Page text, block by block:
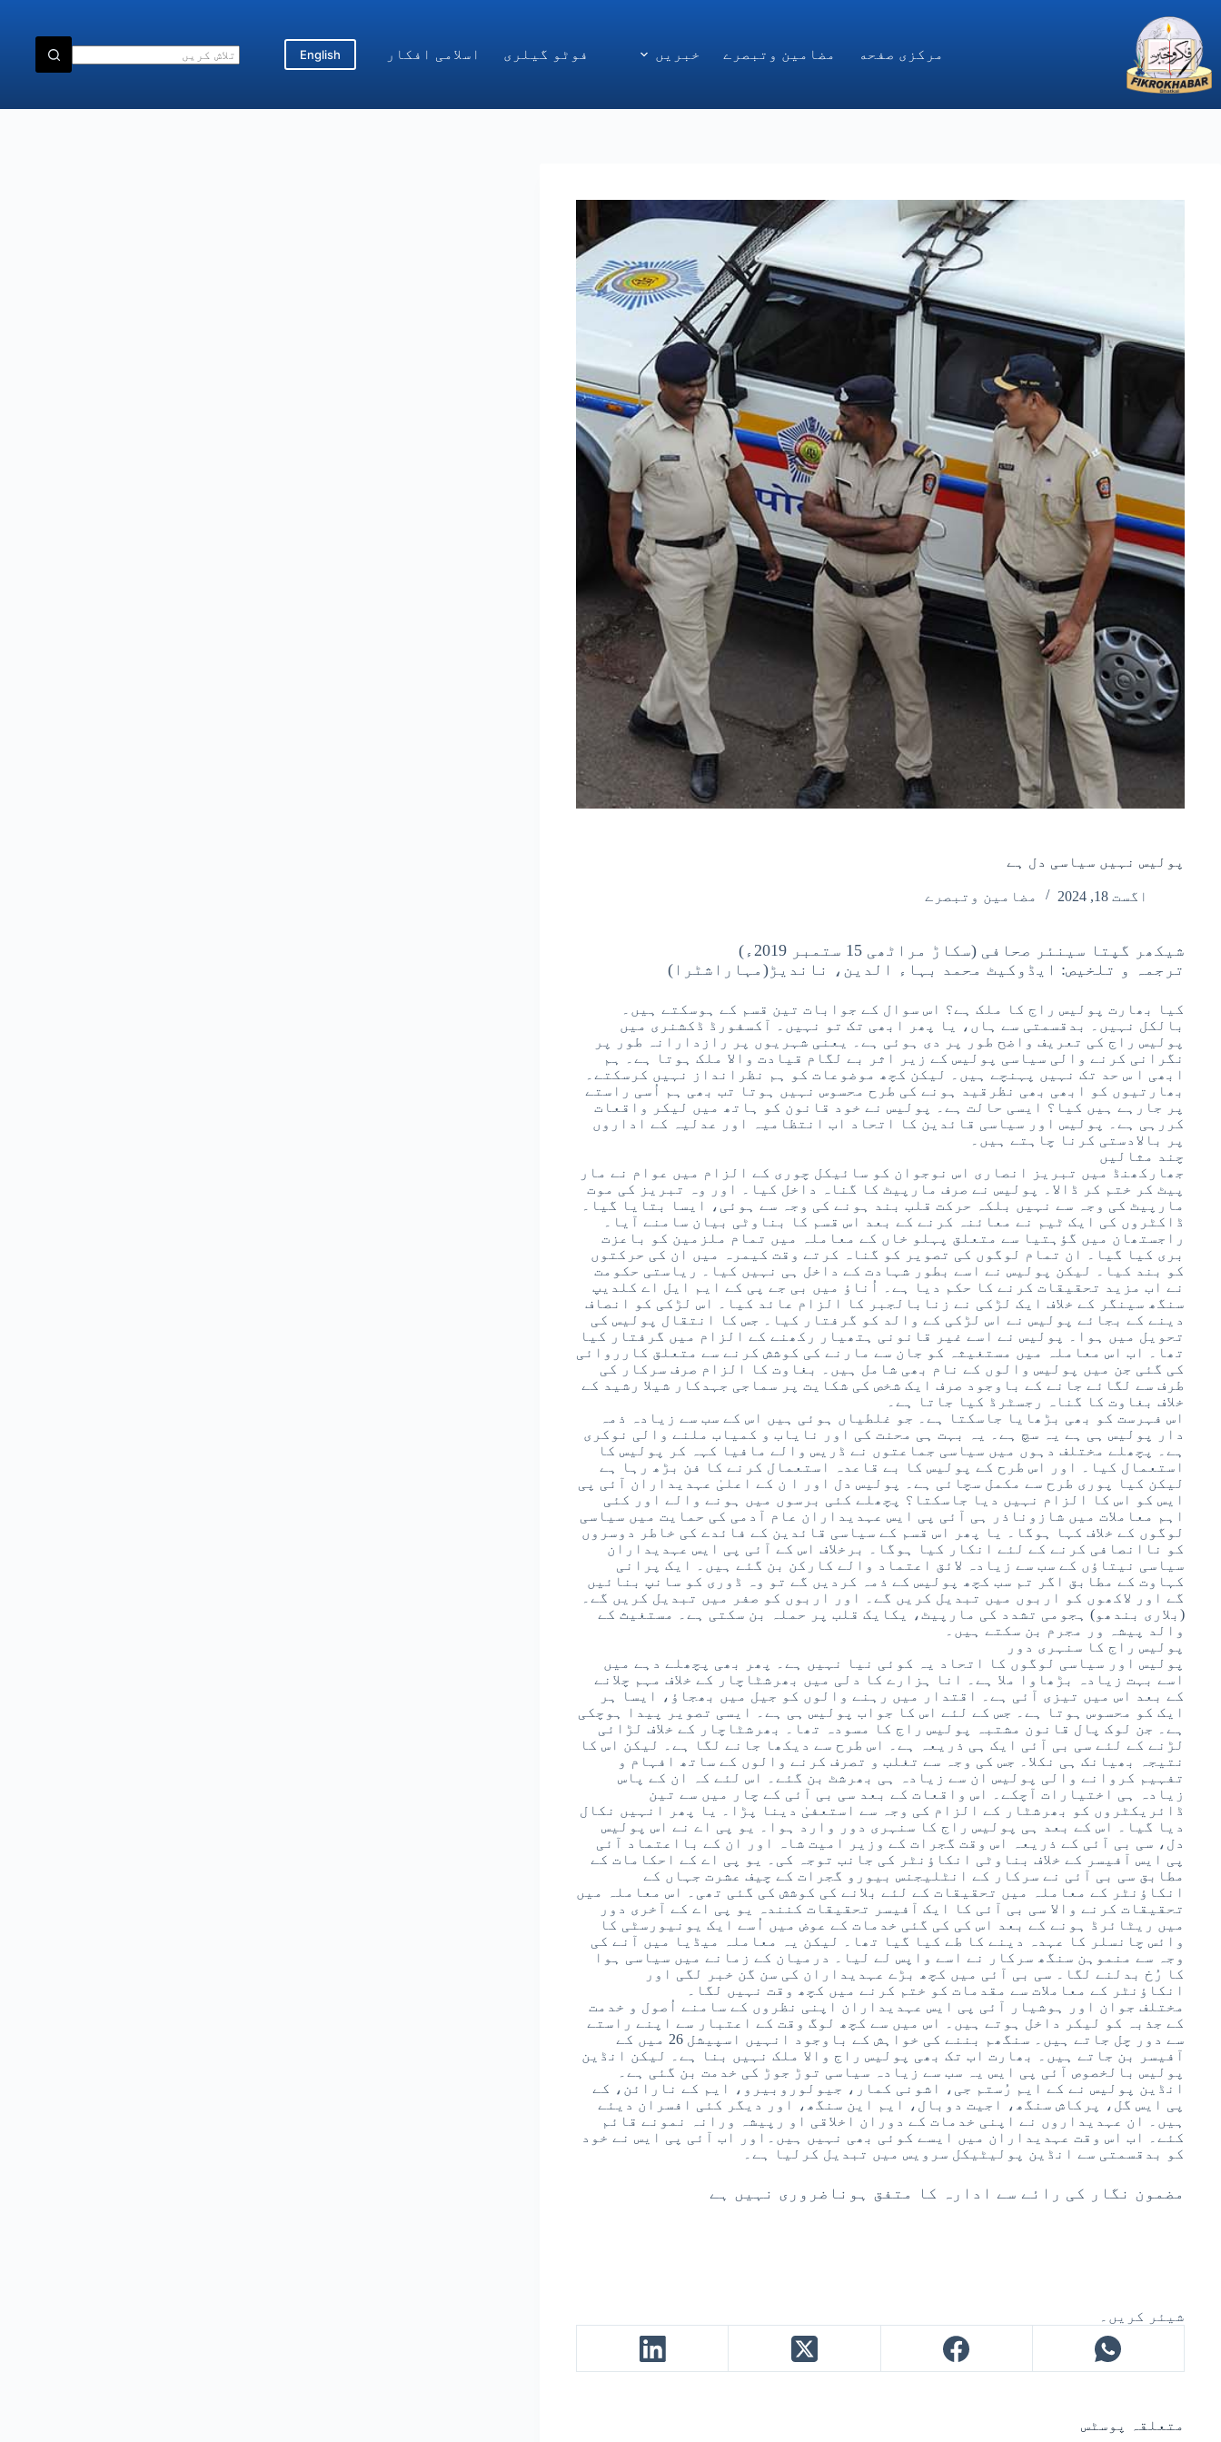
content
مركزى صفحه
مضامین وتبصرے خبریں فوٹو گیلری اسلامی افکار English
پولیس نہیں سیاسی دل ہے
اگست 18, 2024 مضامین وتبصرے
شیکھر گپتا سینئر صحافی (سکاڑ مراٹھی 15 ستمبر 2019ء)
ترجمہ و تلخیص: ایڈوکیٹ محمد بہاء الدین، ناندیڑ(مہاراشٹرا)
کیا بھارت پولیس راج کا ملک ہے؟ اس سوال کے جوابات تین قسم کے ہوسکتے ہیں۔
بالکل نہیں۔ بدقسمتی سے ہاں، یا پھر ابھی تک تو نہیں۔ آکسفورڈ ڈکشنری میں
پولیس راج کی تعریف واضح طور پر دی ہوئی ہے۔ یعنی شہریوں پر رازدارانہ طور پر
نگرانی کرنے والی سیاسی پولیس کے زیر اثر بے لگام قیادت والا ملک ہوتا ہے۔ ہم
ابھی ا س حد تک نہیں پہنچے ہیں۔ لیکن کچھ موضوعات کو ہم نظرانداز نہیں کرسکتے۔
بھارتیوں کو ابھی بھی نظرقید ہونے کی طرح محسوس نہیں ہوتا تب بھی ہم اُسی راستے
پر جارہے ہیں کیا؟ ایسی حالت ہے۔ پولیس نے خود قانون کو ہاتھ میں لیکر واقعات
کررہی ہے۔ پولیس اور سیاسی قائدین کا اتحاد اب انتظامیہ اور عدلیہ کے اداروں
پر بالادستی کرنا چاہتے ہیں۔
چند مثالیں
جھارکھنڈ میں تبریز انصاری اس نوجوان کو سائیکل چوری کے الزام میں عوام نے مار
پیٹ کر ختم کر ڈالا۔ پولیس نے صرف مارپیٹ کا گناہ داخل کیا۔ اور وہ تبریز کی موت
مارپیٹ کی وجہ سے نہیں بلکہ حرکت قلب بند ہونے کی وجہ سے ہوئی، ایسا بتایا گیا۔
ڈاکٹروں کی ایک ٹیم نے معائنہ کرنے کے بعد اس قسم کا بناوٹی بیان سامنے آیا۔
راجستھان میں گؤہتیا سے متعلق پہلو خاں کے معاملہ میں تمام ملزمین کو باعزت
بری کیا گیا۔ ان تمام لوگوں کی تصویر کو گناہ کرتے وقت کیمرہ میں ان کی حرکتوں
کو بند کیا۔ لیکن پولیس نے اسے بطور شہادت کے داخل ہی نہیں کیا۔ ریاستی حکومت
نے اب مزید تحقیقات کرنے کا حکم دیا ہے۔ اُناؤ میں بی جے پی کے ایم ایل اے کلدیپ
سنگھ سینگر کے خلاف ایک لڑکی نے زنابالجبر کا الزام عائد کیا۔ اس لڑکی کو انصاف
دینے کے بجائے پولیس نے اس لڑکی کے والد کو گرفتار کیا۔ جس کا انتقال پولیس کی
تحویل میں ہوا۔ پولیس نے اسے غیر قانونی ہتھیار رکھنے کے الزام میں گرفتار کیا
تھا۔ اب اس معاملہ میں مستغیثہ کو جان سے مارنے کی کوشش کرنے سے متعلق کارروائی
کی گئی جن میں پولیس والوں کے نام بھی شامل ہیں۔ بغاوت کا الزام صرف سرکار کی
طرف سے لگائے جانے کے باوجود صرف ایک شخص کی شکایت پر سماجی جہدکار شیلا رشید کے
خلاف بغاوت کا گناہ رجسٹرڈ کیا جاتا ہے۔
اس فہرست کو بھی بڑھایا جاسکتا ہے۔ جو غلطیاں ہوئی ہیں اس کے سب سے زیادہ ذمہ
دار پولیس ہی ہے یہ سچ ہے۔ یہ بہت ہی محنت کی اور نایاب و کمیاب ملنے والی نوکری
ہے۔ پچھلے مختلف دہوں میں سیاسی جماعتوں نے ڈریس والے مافیا کہہ کر پولیس کا
استعمال کیا۔ اور اس طرح کے پولیس کا بے قاعدہ استعمال کرنے کا فن بڑھ رہا ہے
لیکن کیا پوری طرح سے مکمل سچائی ہے۔ پولیس دل اور ا ن کے اعلیٰ عہدیداران آئی پی
ایس کو اس کا الزام نہیں دیا جاسکتا؟ پچھلے کئی برسوں میں ہونے والے اور کئی
اہم معاملات میں شازوناذر ہی آئی پی ایس عہدیداران عام آدمی کی حمایت میں سیاسی
لوگوں کے خلاف کہا ہوگا۔ یا پھر اس قسم کے سیاسی قائدین کے فائدے کی خاطر دوسروں
کو ناانصافی کرنے کے لئے انکار کیا ہوگا۔ برخلاف اس کے آئی پی ایس عہدیداران
سیاسی نیتاؤں کے سب سے زیادہ لائق اعتماد والے کارکن بن گئے ہیں۔ ایک پرانی
کہاوت کے مطابق اگر تم سب کچھ پولیس کے ذمہ کردیں گے تو وہ ڈوری کو سانپ بنائیں
گے اور لاکھوں کو اربوں میں تبدیل کریں گے۔ اور اربوں کو صفر میں تبدیل کریں گے۔
(بلاری بندھو) ہجومی تشدد کی مارپیٹ، یکایک قلب پر حملہ بن سکتی ہے۔ مستغیث کے
والد پیشہ ور مجرم بن سکتے ہیں۔
پولیس راج کا سنہری دور
پولیس اور سیاسی لوگوں کا اتحاد یہ کوئی نیا نہیں ہے۔ پھر بھی پچھلے دہے میں
اسے بہت زیادہ بڑھاوا ملا ہے۔ انا ہزارے کا دلی میں بھرشٹاچار کے خلاف مہم چلانے
کے بعد اس میں تیزی آئی ہے۔ اقتدار میں رہنے والوں کو جیل میں بھجاؤ، ایسا ہر
ایک کو محسوس ہوتا ہے۔ جس کے لئے اس کا جواب پولیس ہی ہے۔ ایسی تصویر پیدا ہوچکی
ہے۔ جن لوک پال قانون مشتبہ پولیس راج کا مسودہ تھا۔ بھرشٹاچار کے خلاف لڑائی
لڑنے کے لئے سی بی آئی ایک ہی ذریعہ ہے۔ اس طرح سے دیکھا جانے لگا ہے۔ لیکن اس کا
نتیجہ بھیانک ہی نکلا۔ جس کی وجہ سے تغلب و تصرف کرنے والوں کے ساتھ افہام و
تفہیم کروانے والی پولیس ان سے زیادہ ہی بھرشٹ بن گئے۔ اس لئے کہ ان کے پاس
زیادہ ہی اختیارات آچکے۔ اس واقعات کے بعد سی بی آئی کے چار میں سے تین
ڈائریکٹروں کو بھرشٹار کے الزام کی وجہ سے استعفیٰ دینا پڑا۔ یا پھر انہیں نکال
دیا گیا۔ اس کے بعد ہی پولیس راج کا سنہری دور وارد ہوا۔ یو پی اے نے اس پولیس
دل، سی بی آئی کے ذریعہ اس وقت گجرات کے وزیر امیت شاہ اور ان کے بااعتماد آئی
پی ایس آفیسر کے خلاف بناوٹی انکاؤنٹر کی جانب توجہ کی۔ یو پی اے کے احکامات کے
مطابق سی بی آئی نے سرکار کے انٹلیجنس بیورو گجرات کے چیف عشرت جہاں کے
انکاؤنٹر کے معاملہ میں تحقیقات کے لئے بلانے کی کوشش کی گئی تھی۔ اس معاملہ میں
تحقیقات کرنے والا سی بی آئی کا ایک آفیسر تحقیقات کنندہ یو پی اے کے آخری دور
میں ریٹائرڈ ہونے کے بعد اس کی کی گئی خدمات کے عوض میں اُسے ایک یونیورسٹی کا
وائس چانسلر کا عہدہ دینے کا طے کیا گیا تھا۔ لیکن یہ معاملہ میڈیا میں آنے کی
وجہ سے منموہن سنگھ سرکار نے اسے واپس لے لیا۔ درمیان کے زمانے میں سیاسی ہوا
کا رُخ بدلنے لگا۔ سی بی آئی میں کچھ بڑے عہدیداران کی سن گن خبر لگی اور
انکاؤنٹر کے معاملات سے مقدمات کو ختم کرنے میں کچھ وقت نہیں لگا۔
مختلف جوان اور ہوشیار آئی پی ایس عہدیداران اپنی نظروں کے سامنے اُصول و خدمت
کے جذبہ کو لیکر داخل ہوتے ہیں۔ اس میں سے کچھ لوگ وقت کے اعتبار سے اپنے راستے
سے دور چل جاتے ہیں۔ سنگھم بننے کی خواہش کے باوجود انہیں اسپیشل 26 میں کے
آفیسر بن جاتے ہیں۔ بھارت اب تک بھی پولیس راج والا ملک نہیں بنا ہے۔ لیکن انڈین
پولیس بالخصوص آئی پی ایس یہ سب سے زیادہ سیاسی توڑ جوڑ کی خدمت بن گئی ہے۔
انڈین پولیس نے کے ایم رُستم جی، اشونی کمار، جیولوروبیرو، ایم کے نارائن، کے
پی ایس گل، پرکاش سنگھ، اجیت دوبال، ایم این سنگھ، اور دیگر کئی افسران دیئے
ہیں۔ ان عہدیداروں نے اپنی خدمات کے دوران اخلاقی او رپیشہ ورانہ نمونے قائم
کئے۔ اب اس وقت عہدیداران میں ایسے کوئی بھی نہیں ہیں۔اور اب آئی پی ایس نے خود
کو بدقسمتی سے انڈین پولیٹیکل سرویس میں تبدیل کرلیا ہے۔
مضمون نگار کی رائے سے ادارہ کا متفق ہوناضروری نہیں ہے
شیئر کریں۔
متعلقہ پوسٹس